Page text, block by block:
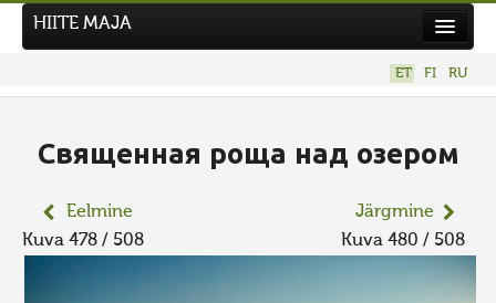
Tööd
HIITE MAJA
ET FI RU
Священная роща над озером
Eelmine
Kuva 478 / 508
Järgmine
Kuva 480 / 508